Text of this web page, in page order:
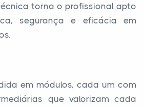
torna o profissional apto
segurança e eficácia em
em módulos, cada um com
que valorizam cada